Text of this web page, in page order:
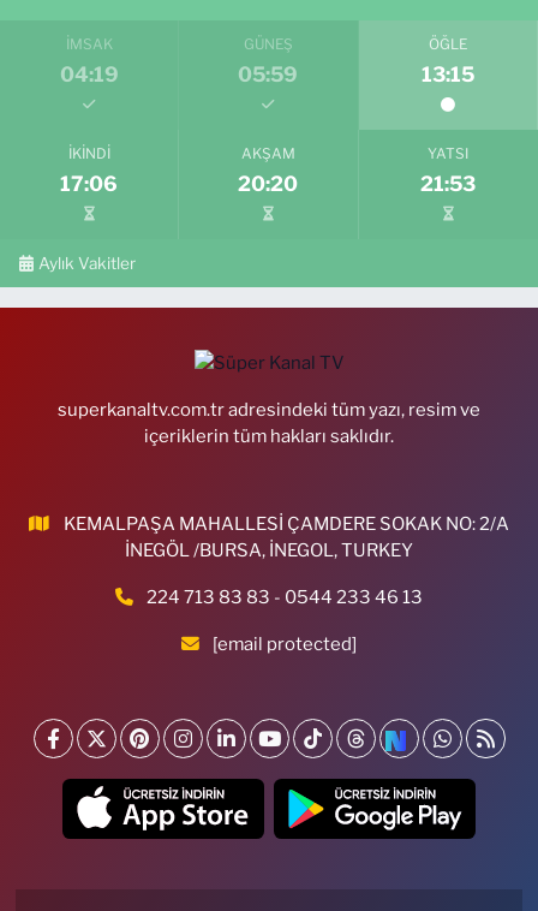
İMSAK
04:19
GÜNEŞ
05:59
ÖĞLE
13:15
İKINDI
17:06
AKŞAM
20:20
YATSI
21:53
Aylık Vakitler
superkanaltv.com.tr adresindeki tüm yazı, resim ve
içeriklerin tüm hakları saklıdır.
KEMALPAŞA MAHALLESİ ÇAMDERE SOKAK NO: 2/A
İNEGÖL /BURSA, İNEGOL, TURKEY
224 713 83 83 - 0544 233 46 13
[email protected]